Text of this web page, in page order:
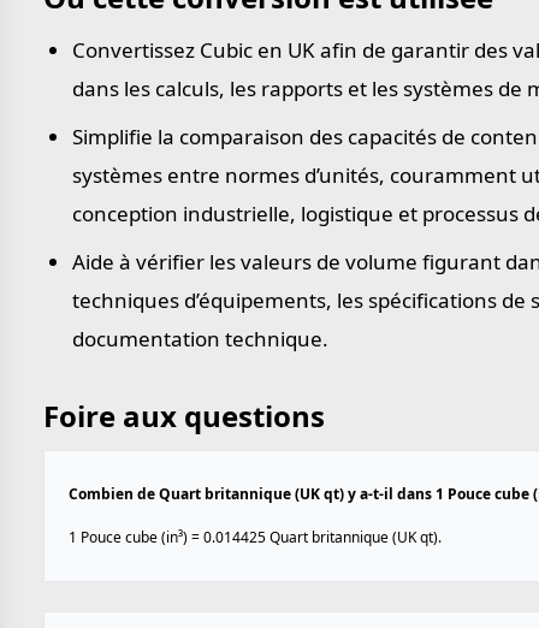
Convertissez Cubic en UK afin de garantir des
dans les calculs, les rapports et les systèmes de
Simplifie la comparaison des capacités de
systèmes entre normes d’unités, couramment
conception industrielle, logistique et processus
Aide à vérifier les valeurs de volume figurant
techniques d’équipements, les spécifications de
documentation technique.
Foire aux questions
Combien de Quart britannique (UK qt) y a-t-il dans 1 Pouce cube
1 Pouce cube (in³) = 0.014425 Quart britannique (UK qt).